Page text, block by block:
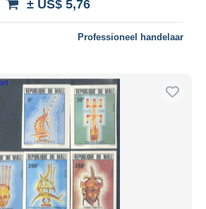
± US$ 5,76
Professioneel handelaar